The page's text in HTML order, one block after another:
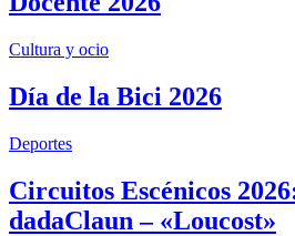
Cultura y ocio
Día de la Bici 2026
Deportes
Circuitos Escénicos
dadaClaun – «Loucost»